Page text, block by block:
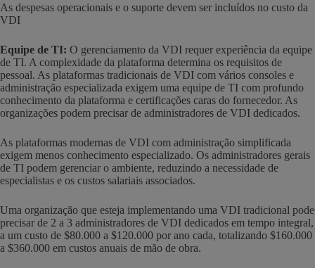
As despesas operacionais e o suporte devem ser incluídos no custo da
VDI
Equipe de TI: O gerenciamento da VDI requer experiência da equipe
de TI. A complexidade da plataforma determina os requisitos de
pessoal. As plataformas tradicionais de VDI com vários consoles e
administração especializada exigem uma equipe de TI com profundo
conhecimento da plataforma e certificações caras do fornecedor. As
organizações podem precisar de administradores de VDI dedicados.
As plataformas modernas de VDI com administração simplificada
exigem menos conhecimento especializado. Os administradores gerais
de TI podem gerenciar o ambiente, reduzindo a necessidade de
especialistas e os custos salariais associados.
Uma organização que esteja implementando uma VDI tradicional pode
precisar de 2 a 3 administradores de VDI dedicados em tempo integral,
a um custo de $80.000 a $120.000 por ano cada, totalizando $160.000
a $360.000 em custos anuais de mão de obra.